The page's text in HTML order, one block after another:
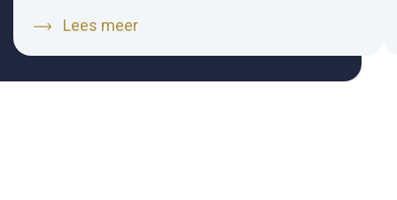
Lees meer